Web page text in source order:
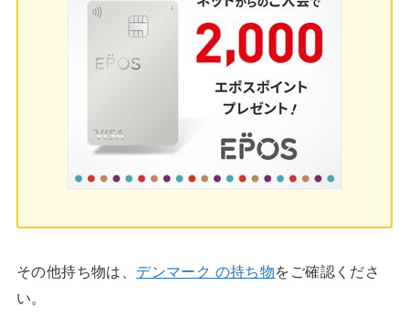
その他持ち物は、 デンマーク の持ち物をご確認くださ
い。